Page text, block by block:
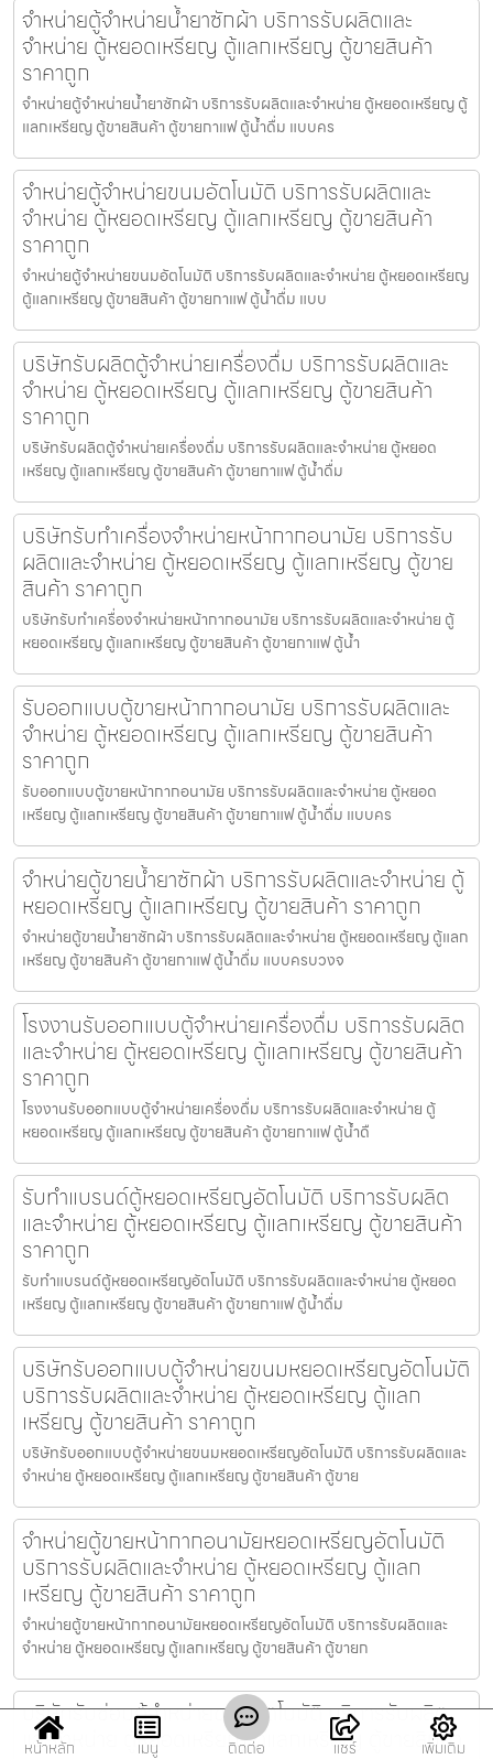
จำหน่ายตู้จำหน่ายน้ำยาซักผ้า บริการรับผลิตและ
จำหน่าย ตู้หยอดเหรียญ ตู้แลกเหรียญ ตู้ขายสินค้า
ราคาถูก
จำหน่ายตู้จำหน่ายน้ำยาซักผ้า บริการรับผลิตและจำหน่าย ตู้หยอดเหรียญ ตู้
แลกเหรียญ ตู้ขายสินค้า ตู้ขายกาแฟ ตู้น้ำดื่ม แบบคร
จำหน่ายตู้จำหน่ายขนม​อัตโนมัติ บริการรับผลิตและ
จำหน่าย ตู้หยอดเหรียญ ตู้แลกเหรียญ ตู้ขายสินค้า
ราคาถูก
จำหน่ายตู้จำหน่ายขนม​อัตโนมัติ บริการรับผลิตและจำหน่าย ตู้หยอดเหรียญ
ตู้แลกเหรียญ ตู้ขายสินค้า ตู้ขายกาแฟ ตู้น้ำดื่ม แบบ
บริษัทรับผลิตตู้จำหน่ายเครื่องดื่ม บริการรับผลิตและ
จำหน่าย ตู้หยอดเหรียญ ตู้แลกเหรียญ ตู้ขายสินค้า
ราคาถูก
บริษัทรับผลิตตู้จำหน่ายเครื่องดื่ม บริการรับผลิตและจำหน่าย ตู้หยอด
เหรียญ ตู้แลกเหรียญ ตู้ขายสินค้า ตู้ขายกาแฟ ตู้น้ำดื่ม
บริษัทรับทำเครื่องจำหน่ายหน้ากากอนามัย บริการรับ
ผลิตและจำหน่าย ตู้หยอดเหรียญ ตู้แลกเหรียญ ตู้ขาย
สินค้า ราคาถูก
บริษัทรับทำเครื่องจำหน่ายหน้ากากอนามัย บริการรับผลิตและจำหน่าย ตู้
หยอดเหรียญ ตู้แลกเหรียญ ตู้ขายสินค้า ตู้ขายกาแฟ ตู้น้ำ
รับออกแบบตู้ขายหน้ากากอนามัย บริการรับผลิตและ
จำหน่าย ตู้หยอดเหรียญ ตู้แลกเหรียญ ตู้ขายสินค้า
ราคาถูก
รับออกแบบตู้ขายหน้ากากอนามัย บริการรับผลิตและจำหน่าย ตู้หยอด
เหรียญ ตู้แลกเหรียญ ตู้ขายสินค้า ตู้ขายกาแฟ ตู้น้ำดื่ม แบบคร
จำหน่ายตู้ขายน้ำยาซักผ้า บริการรับผลิตและจำหน่าย ตู้
หยอดเหรียญ ตู้แลกเหรียญ ตู้ขายสินค้า ราคาถูก
จำหน่ายตู้ขายน้ำยาซักผ้า บริการรับผลิตและจำหน่าย ตู้หยอดเหรียญ ตู้แลก
เหรียญ ตู้ขายสินค้า ตู้ขายกาแฟ ตู้น้ำดื่ม แบบครบวงจ
โรงงานรับออกแบบตู้จำหน่ายเครื่องดื่ม บริการรับผลิต
และจำหน่าย ตู้หยอดเหรียญ ตู้แลกเหรียญ ตู้ขายสินค้า
ราคาถูก
โรงงานรับออกแบบตู้จำหน่ายเครื่องดื่ม บริการรับผลิตและจำหน่าย ตู้
หยอดเหรียญ ตู้แลกเหรียญ ตู้ขายสินค้า ตู้ขายกาแฟ ตู้น้ำดื
รับทำแบรนด์ตู้หยอดเหรียญ​อัตโนมัติ บริการรับผลิต
และจำหน่าย ตู้หยอดเหรียญ ตู้แลกเหรียญ ตู้ขายสินค้า
ราคาถูก
รับทำแบรนด์ตู้หยอดเหรียญ​อัตโนมัติ บริการรับผลิตและจำหน่าย ตู้หยอด
เหรียญ ตู้แลกเหรียญ ตู้ขายสินค้า ตู้ขายกาแฟ ตู้น้ำดื่ม
บริษัทรับออกแบบตู้จำหน่ายขนมหยอดเหรียญ​​อัตโนมัติ
บริการรับผลิตและจำหน่าย ตู้หยอดเหรียญ ตู้แลก
เหรียญ ตู้ขายสินค้า ราคาถูก
บริษัทรับออกแบบตู้จำหน่ายขนมหยอดเหรียญ​​อัตโนมัติ บริการรับผลิตและ
จำหน่าย ตู้หยอดเหรียญ ตู้แลกเหรียญ ตู้ขายสินค้า ตู้ขาย
จำหน่ายตู้ขายหน้ากากอนามัยหยอดเหรียญ​​​อัตโนมัติ
บริการรับผลิตและจำหน่าย ตู้หยอดเหรียญ ตู้แลก
เหรียญ ตู้ขายสินค้า ราคาถูก
จำหน่ายตู้ขายหน้ากากอนามัยหยอดเหรียญ​​​อัตโนมัติ บริการรับผลิตและ
จำหน่าย ตู้หยอดเหรียญ ตู้แลกเหรียญ ตู้ขายสินค้า ตู้ขายก
บริษัทรับซ่อมตู้จำหน่ายขนม​อัตโนมัติ บริการรับผลิต
และจำหน่าย ตู้หยอดเหรียญ ตู้แลกเหรียญ ตู้ขายสินค้า
หน้าหลัก เมนู ติดต่อ แชร์ เพิ่มเติม